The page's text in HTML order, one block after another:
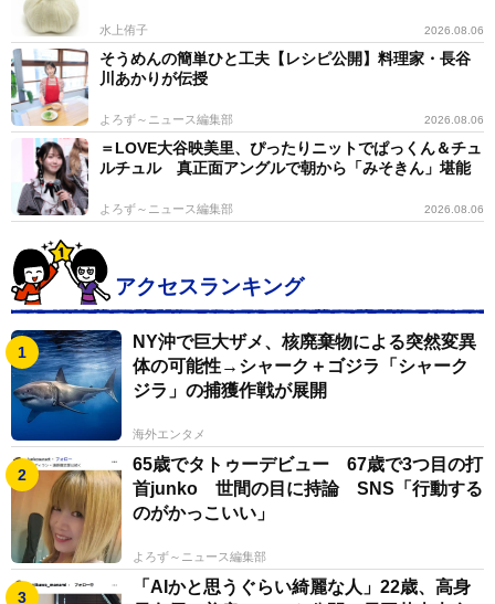
水上侑子 2026.08.06
そうめんの簡単ひと工夫【レシピ公開】料理家・長谷
川あかりが伝授
よろず～ニュース編集部 2026.08.06
＝LOVE大谷映美里、ぴったりニットでぱっくん＆チュ
ルチュル 真正面アングルで朝から「みそきん」堪能
よろず～ニュース編集部 2026.08.06
アクセスランキング
NY沖で巨大ザメ、核廃棄物による突然変異
体の可能性→シャーク＋ゴジラ「シャーク
ジラ」の捕獲作戦が展開
海外エンタメ
65歳でタトゥーデビュー 67歳で3つ目の打
首junko 世間の目に持論 SNS「行動する
のがかっこいい」
よろず～ニュース編集部
「AIかと思うぐらい綺麗な人」22歳、高身